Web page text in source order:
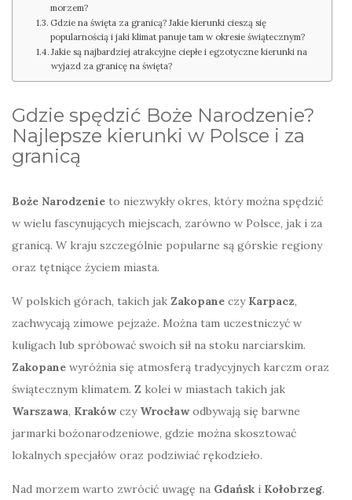
morzem?
Gdzie na święta za granicą? Jakie kierunki cieszą się
popularnością i jaki klimat panuje tam w okresie świątecznym?
Jakie są najbardziej atrakcyjne ciepłe i egzotyczne kierunki na
wyjazd za granicę na święta?
Gdzie spędzić Boże Narodzenie?
Najlepsze kierunki w Polsce i za
granicą
Boże Narodzenie to niezwykły okres, który można spędzić
w wielu fascynujących miejscach, zarówno w Polsce, jak i za
granicą. W kraju szczególnie popularne są górskie regiony
oraz tętniące życiem miasta.
W polskich górach, takich jak Zakopane czy Karpacz,
zachwycają zimowe pejzaże. Można tam uczestniczyć w
kuligach lub spróbować swoich sił na stoku narciarskim.
Zakopane wyróżnia się atmosferą tradycyjnych karczm oraz
świątecznym klimatem. Z kolei w miastach takich jak
Warszawa, Kraków czy Wrocław odbywają się barwne
jarmarki bożonarodzeniowe, gdzie można skosztować
lokalnych specjałów oraz podziwiać rękodzieło.
Nad morzem warto zwrócić uwagę na Gdańsk i Kołobrzeg.